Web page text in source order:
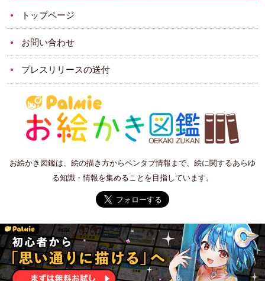
トップページ
お問い合わせ
プレスリリースの送付
お絵かき図鑑は、絵の描き方からペンタブ情報まで、絵に関するあらゆ
る知識・情報を集めることを目指しています。